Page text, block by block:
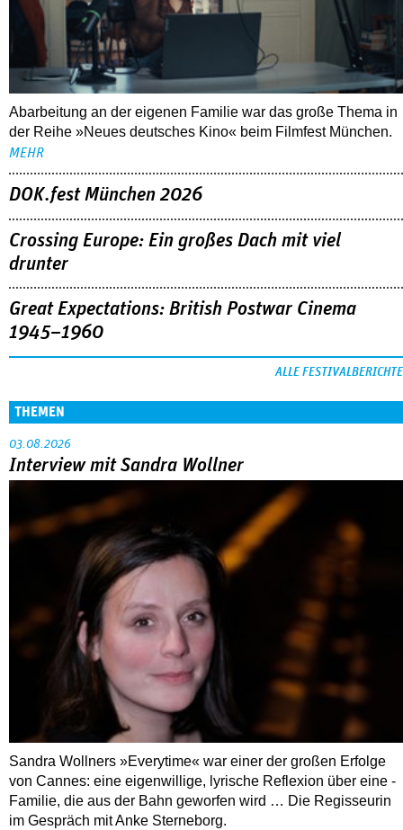
Abarbeitung an der eigenen Familie war das große Thema in
der Reihe »Neues deutsches Kino« beim Filmfest München.
MEHR
DOK.fest München 2026
Crossing Europe: Ein großes Dach mit viel
drunter
Great Expectations: British Postwar Cinema
1945–1960
ALLE FESTIVALBERICHTE
THEMEN
03.08.2026
Interview mit Sandra Wollner
Sandra Wollners »Everytime« war einer der großen Erfolge
von Cannes: eine eigenwillige, lyrische Reflexion über eine ­
Familie, die aus der Bahn geworfen wird … Die Regisseurin
im Gespräch mit Anke Sterneborg.